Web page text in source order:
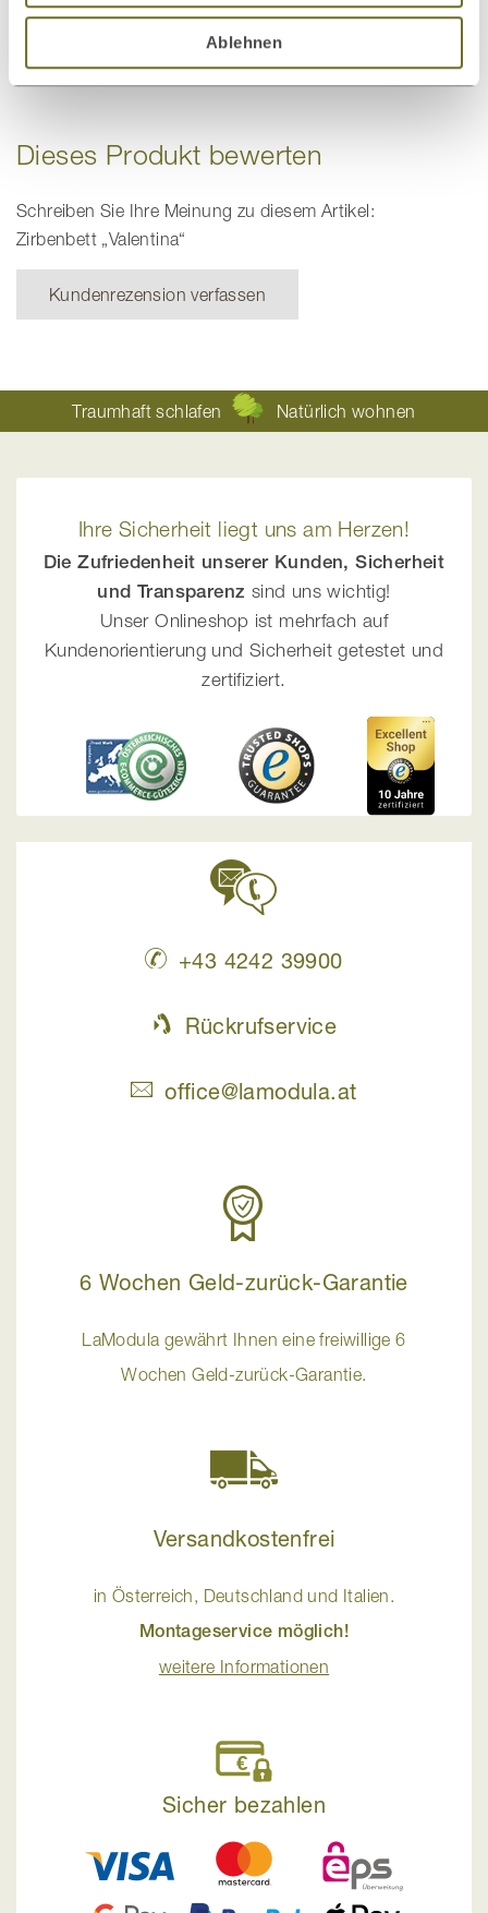
Ablehnen
Dieses Produkt bewerten
Schreiben Sie Ihre Meinung zu diesem Artikel:
Zirbenbett „Valentina“
Kundenrezension verfassen
Traumhaft schlafen Natürlich wohnen
Ihre Sicherheit liegt uns am Herzen!
Die Zufriedenheit unserer Kunden, Sicherheit
und Transparenz sind uns wichtig!
Unser Onlineshop ist mehrfach auf
Kundenorientierung und Sicherheit getestet und
zertifiziert.
+43 4242 39900
Rückrufservice
office@lamodula.at
6 Wochen Geld-zurück-Garantie
LaModula gewährt Ihnen eine freiwillige 6
Wochen Geld-zurück-Garantie.
Versandkostenfrei
in Österreich, Deutschland und Italien.
Montageservice möglich!
weitere Informationen
Sicher bezahlen